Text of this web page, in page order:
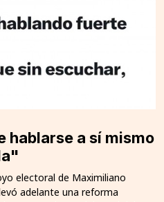
hablarse a sí mismo
electoral de Maximiliano
adelante una reforma